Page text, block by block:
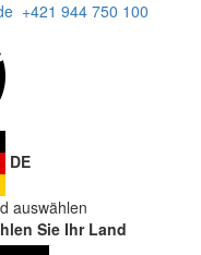
+421 944 750 100
DE
auswählen
Sie Ihr Land